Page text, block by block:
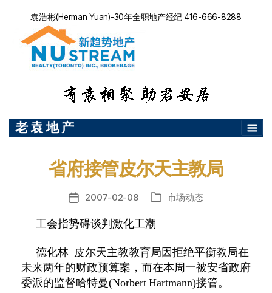
袁浩彬(Herman Yuan)-30年全职地产经纪 416-666-8288
老 袁 地 产
省府接管皮尔天主教局
发
日
2007-02-08
分 市场动态
工会指势碍谈判激化工潮
德化林–皮尔天主教教育局因拒绝平衡教局在
未来两年的财政预算案，而在本周一被安省政府
委派的监督哈特曼(Norbert Hartmann)接管。